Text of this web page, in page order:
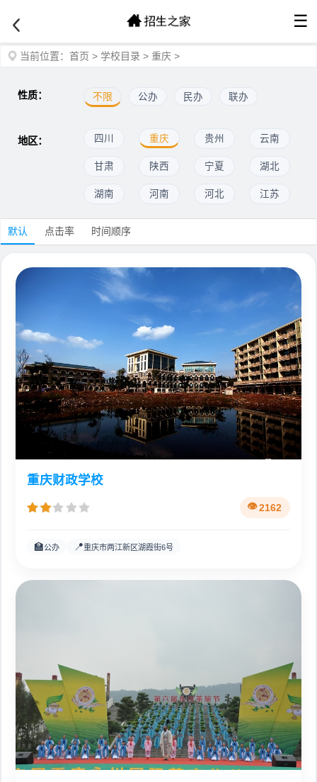
☰
当前位置： 首页 > 学校目录 > 重庆 >
性质： 不限 公办 民办 联办
地区： 四川 重庆 贵州 云南
甘肃 陕西 宁夏 湖北
湖南 河南 河北 江苏
默认 点击率 时间顺序
重庆财政学校
2162
🏫公办 📍重庆市两江新区湖霞街6号